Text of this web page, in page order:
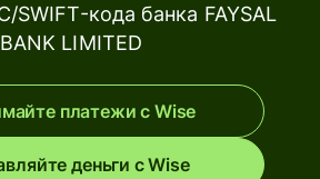
SWIFT-кода банка FAYSAL
BANK LIMITED
платежи с Wise
деньги с Wise